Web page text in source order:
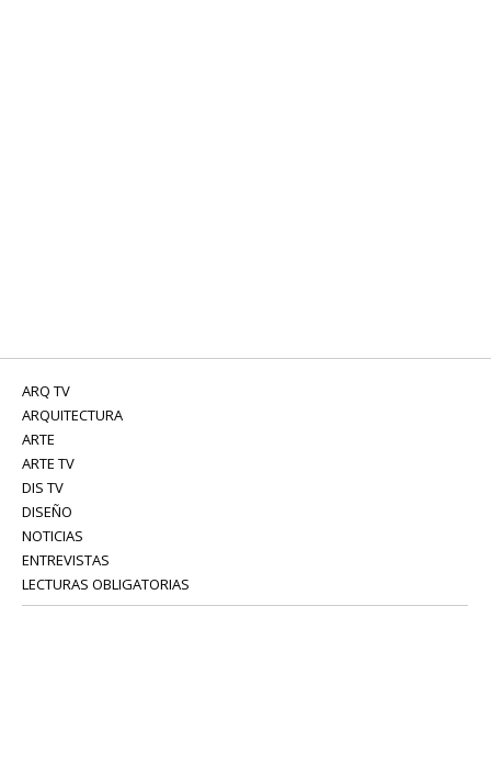
ARQ TV
ARQUITECTURA
ARTE
ARTE TV
DIS TV
DISEÑO
NOTICIAS
ENTREVISTAS
LECTURAS OBLIGATORIAS